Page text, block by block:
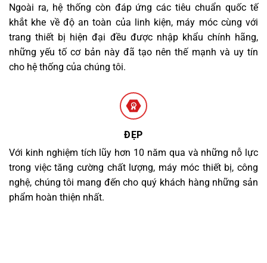
Ngoài ra, hệ thống còn đáp ứng các tiêu chuẩn quốc tế
khắt khe về độ an toàn của linh kiện, máy móc cùng với
trang thiết bị hiện đại đều được nhập khẩu chính hãng,
những yếu tố cơ bản này đã tạo nên thế mạnh và uy tín
cho hệ thống của chúng tôi.
ĐẸP
Với kinh nghiệm tích lũy hơn 10 năm qua và những nỗ lực
trong việc tăng cường chất lượng, máy móc thiết bị, công
nghệ, chúng tôi mang đến cho quý khách hàng những sản
phẩm hoàn thiện nhất.